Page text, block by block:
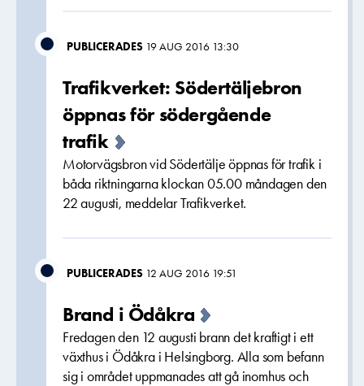
PUBLICERADES 19 AUG 2016 13:30
Trafikverket: Södertäljebron
öppnas för södergående
trafik
Motorvägsbron vid Södertälje öppnas för trafik i
båda riktningarna klockan 05.00 måndagen den
22 augusti, meddelar Trafikverket.
PUBLICERADES 12 AUG 2016 19:51
Brand i Ödåkra
Fredagen den 12 augusti brann det kraftigt i ett
växthus i Ödåkra i Helsingborg. Alla som befann
sig i området uppmanades att gå inomhus och